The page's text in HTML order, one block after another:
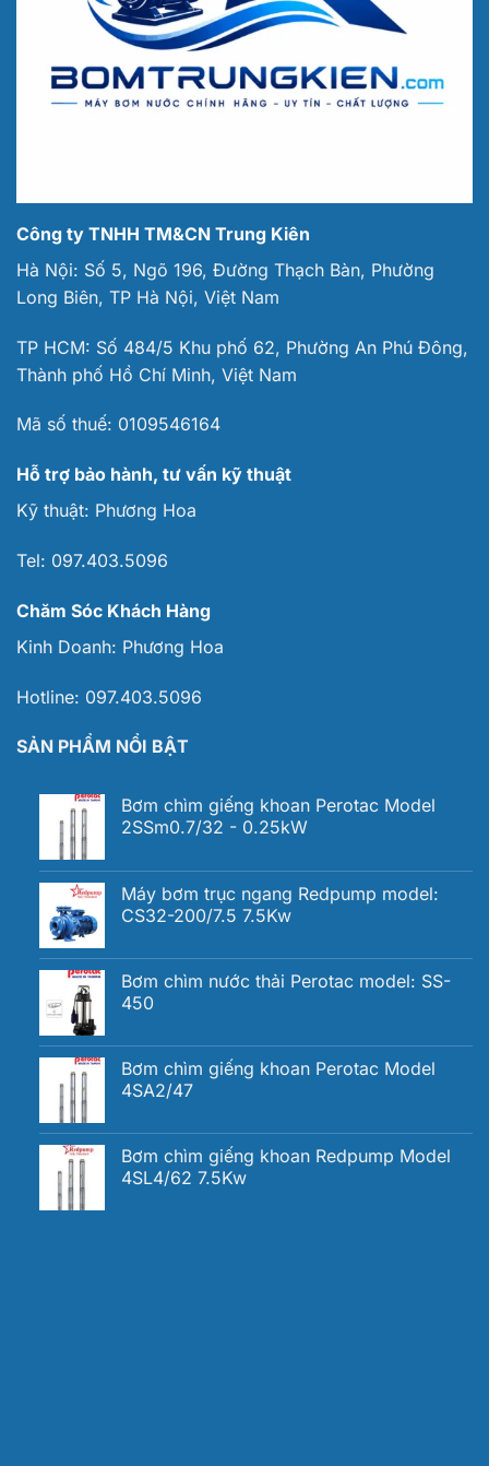
Công ty TNHH TM&CN Trung Kiên
Hà Nội: Số 5, Ngõ 196, Đường Thạch Bàn, Phường
Long Biên, TP Hà Nội, Việt Nam
TP HCM: Số 484/5 Khu phố 62, Phường An Phú Đông,
Thành phố Hồ Chí Minh, Việt Nam
Mã số thuế: 0109546164
Hỗ trợ bảo hành, tư vấn kỹ thuật
Kỹ thuật: Phương Hoa
Tel: 097.403.5096
Chăm Sóc Khách Hàng
Kinh Doanh: Phương Hoa
Hotline: 097.403.5096
SẢN PHẨM NỔI BẬT
Bơm chìm giếng khoan Perotac Model
2SSm0.7/32 - 0.25kW
Máy bơm trục ngang Redpump model:
CS32-200/7.5 7.5Kw
Bơm chìm nước thải Perotac model: SS-
450
Bơm chìm giếng khoan Perotac Model
4SA2/47
Bơm chìm giếng khoan Redpump Model
4SL4/62 7.5Kw